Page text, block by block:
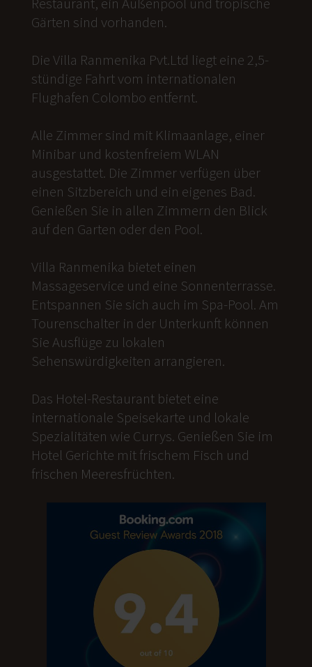
Gärten sind vorhanden.
Die Villa Ranmenika Pvt.Ltd liegt eine 2,5-
stündige Fahrt vom internationalen
Flughafen Colombo entfernt.
Alle Zimmer sind mit Klimaanlage, einer
Minibar und kostenfreiem WLAN
ausgestattet. Die Zimmer verfügen über
einen Sitzbereich und ein eigenes Bad.
Genießen Sie in allen Zimmern den Blick
auf den Garten oder den Pool.
Villa Ranmenika bietet einen
Massageservice und eine Sonnenterrasse.
Entspannen Sie sich auch im Spa-Pool. Am
Tourenschalter in der Unterkunft können
Sie Ausflüge zu lokalen
Sehenswürdigkeiten arrangieren.
Das Hotel-Restaurant bietet eine
internationale Speisekarte und lokale
Spezialitäten wie Currys. Genießen Sie im
Hotel Gerichte mit frischem Fisch und
frischen Meeresfrüchten.